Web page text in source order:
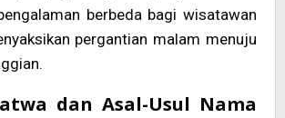
berbeda bagi wisatawan
pergantian malam menuju
dan Asal-Usul Nama